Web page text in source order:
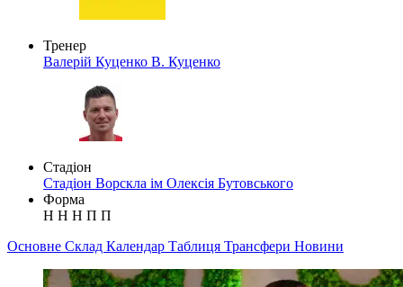
Тренер
Валерій Куценко В. Куценко
Стадіон
Стадіон Ворскла ім Олексія Бутовського
Форма
Н Н Н П П
Основне Склад Календар Таблиця Трансфери Новини